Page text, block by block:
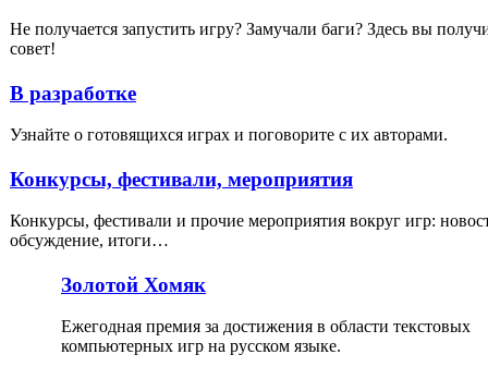
Не получается запустить игру? Замучали баги? Здесь вы
совет!
В разработке
Узнайте о готовящихся играх и поговорите с их авторами.
Конкурсы, фестивали, мероприятия
Конкурсы, фестивали и прочие мероприятия вокруг игр:
обсуждение, итоги…
Золотой Хомяк
Ежегодная премия за достижения в области текстовых
компьютерных игр на русском языке.